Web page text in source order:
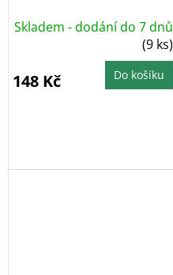
Skladem - dodání do 7 dnů
(9 ks)
148 Kč Do košíku